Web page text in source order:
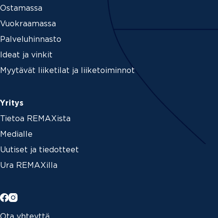
Ostamassa
Vuokraamassa
Palveluhinnasto
Ideat ja vinkit
Myytävät liiketilat ja liiketoiminnot
Yritys
Tietoa REMAXista
Medialle
Uutiset ja tiedotteet
Ura REMAXilla